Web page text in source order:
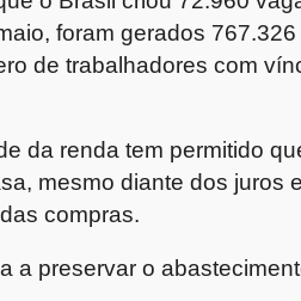
foram gerados
de trabalhadores com
da renda tem permitido
mesmo diante dos juros
compras.
a preservar o